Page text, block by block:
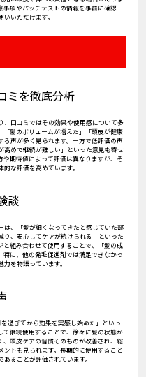
項やパッチテストの情報を事前に確認
いただけます。
ミを徹底分析
、口コミではその効果や使用感について多
「髪のボリュームが増えた」「頭皮が健康
る声が多く見られます。一方で低評価の声
高めで継続が難しい」といった意見も寄せ
や期待値によって評価は異なりますが、そ
な評価を高めています。
談
は、「髪が細くなってきたと感じていた部
り、安心してケアが続けられる」といった
と組み合わせて使用することで、「髪の成
に、他の発毛促進剤では満足できなかっ
を物語っています。
過ぎてから効果を実感し始めた」といっ
て継続使用することで、徐々に髪の状態が
、頭皮ケアの習慣そのものが改善され、総
トも見られます。長期的に使用すること
ることが評価されています。